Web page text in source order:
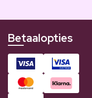
Betaalopties